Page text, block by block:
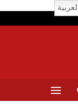
العربية